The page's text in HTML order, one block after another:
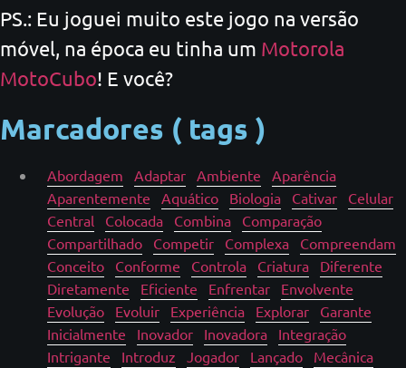
PS.: Eu joguei muito este jogo na versão
móvel, na época eu tinha um Motorola
MotoCubo! E você?
Marcadores ( tags )
Abordagem Adaptar Ambiente
Aparência
Aparentemente
Aquático Biologia Cativar
Celular
Central
Colocada Combina
Comparação
Compartilhado
Competir Complexa
Compreendam
Conceito
Conforme Controla Criatura
Diferente
Diretamente
Eficiente Enfrentar
Envolvente
Evolução
Evoluir Experiência Explorar
Garante
Inicialmente
Inovador Inovadora
Integração
Intrigante
Introduz Jogador Lançado
Mecânica